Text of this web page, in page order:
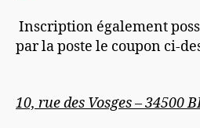
Inscription également
par la poste le coupon ci-
10, rue des Vosges – 34500